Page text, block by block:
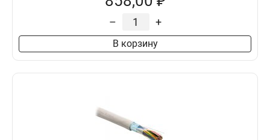
– +
В корзину